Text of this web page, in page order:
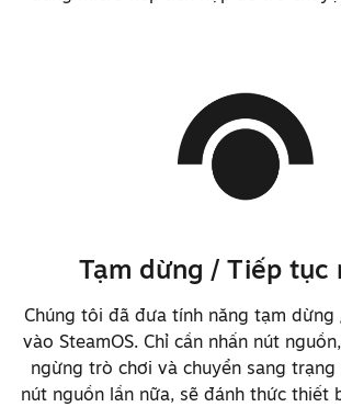
Dời switch nút đệm về
cần trỏ để dễ sửa hơn
Cải thiện việc sửa/thay
Cải thiện đáng kể
lý điện năng bộ nhớ
Thêm hỗ trợ sơ bộ cho
Tạm dừng / Tiếp tục
Chúng tôi đã đưa tính năng tạm dừng
vào SteamOS. Chỉ cần nhấn nút
ngừng trò chơi và chuyển sang trạng
nút nguồn lần nữa, sẽ đánh thức thiết